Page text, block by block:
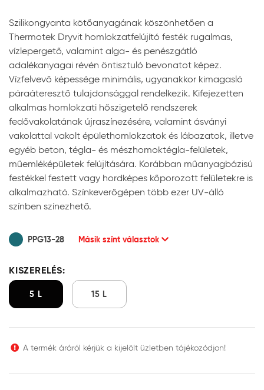
Szilikongyanta kötőanyagának köszönhetően a
Thermotek Dryvit homlokzatfelújító festék rugalmas,
vízlepergető, valamint alga- és penészgátló
adalékanyagai révén öntisztuló bevonatot képez.
Vízfelvevő képessége minimális, ugyanakkor kimagasló
páraáteresztő tulajdonsággal rendelkezik. Kifejezetten
alkalmas homlokzati hőszigetelő rendszerek
fedővakolatának újraszínezésére, valamint ásványi
vakolattal vakolt épülethomlokzatok és lábazatok, illetve
egyéb beton, tégla- és mészhomoktégla-felületek,
műemléképületek felújítására. Korábban műanyagbázisú
festékkel festett vagy hordképes kőporozott felületekre is
alkalmazható. Színkeverőgépen több ezer UV-álló
színben színezhető.
PPG13-28 Másik színt választok
KISZERELÉS:
5 L 15 L
A termék áráról kérjük a kijelölt üzletben tájékozódjon!